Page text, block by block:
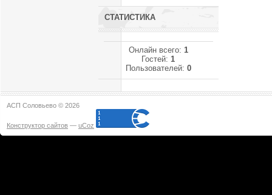
СТАТИСТИКА
Онлайн всего: 1
Гостей:1
Пользователей: 0
АСП Соловьево © 2026
Конструктор сайтов — uCoz